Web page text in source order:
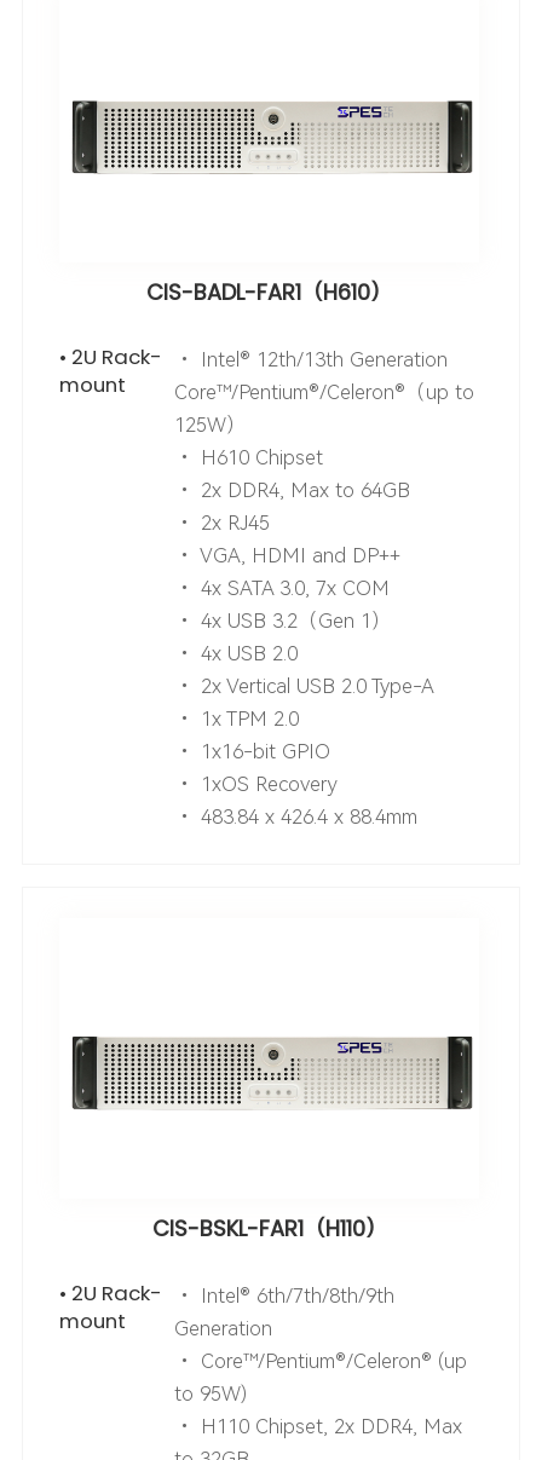
CIS-BADL-FAR1（H610）
• 2U Rack-
mount
• Intel® 12th/13th Generation
Core™/Pentium®/Celeron®（up to
125W）
• H610 Chipset
• 2x DDR4, Max to 64GB
• 2x RJ45
• VGA, HDMI and DP++
• 4x SATA 3.0, 7x COM
• 4x USB 3.2（Gen 1）
• 4x USB 2.0
• 2x Vertical USB 2.0 Type-A
• 1x TPM 2.0
• 1x16-bit GPIO
• 1xOS Recovery
• 483.84 x 426.4 x 88.4mm
CIS-BSKL-FAR1（H110）
• 2U Rack-
mount
• Intel® 6th/7th/8th/9th
Generation
• Core™/Pentium®/Celeron® (up
to 95W)
• H110 Chipset, 2x DDR4, Max